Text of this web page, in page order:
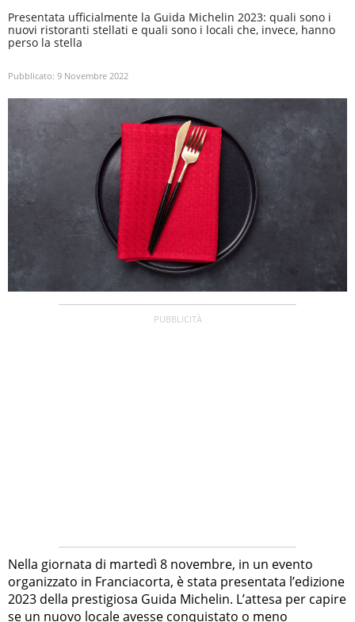
Presentata ufficialmente la Guida Michelin 2023: quali sono i
nuovi ristoranti stellati e quali sono i locali che, invece, hanno
perso la stella
Pubblicato: 9 Novembre 2022
Nella giornata di martedì 8 novembre, in un evento
organizzato in Franciacorta, è stata presentata l’edizione
2023 della prestigiosa Guida Michelin. L’attesa per capire
se un nuovo locale avesse conquistato o meno